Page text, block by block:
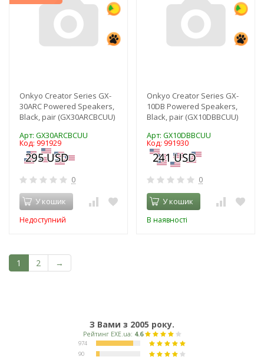
Onkyo Creator Series GX-
30ARC Powered Speakers,
Black, pair (GX30ARCBCUU)
Арт: GX30ARCBCUU
Код: 991929
0
У кошик
Недоступний
Onkyo Creator Series GX-
10DB Powered Speakers,
Black, pair (GX10DBBCUU)
Арт: GX10DBBCUU
Код: 991930
0
У кошик
В наявності
1 2 →
З Вами з 2005 року.